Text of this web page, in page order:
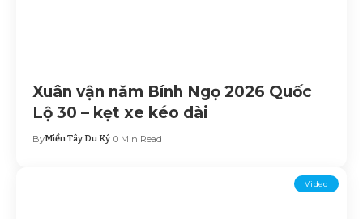
Xuân vận năm Bính Ngọ 2026 Quốc
Lộ 30 – kẹt xe kéo dài
ByMiền Tây Du Ký 0 Min Read
Video